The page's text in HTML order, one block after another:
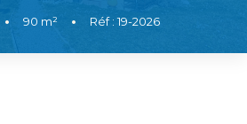
CONTACT
• 90 m² • Réf : 19-2026